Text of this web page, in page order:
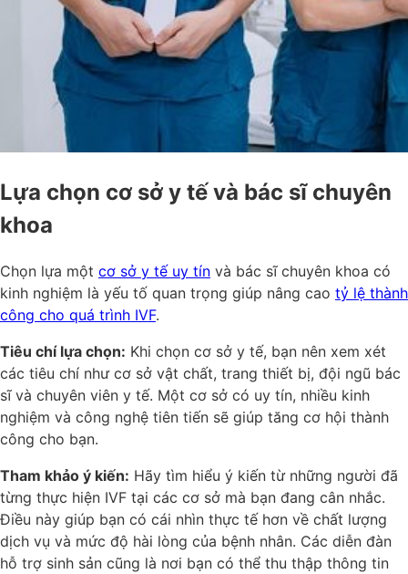
Lựa chọn cơ sở y tế và bác sĩ chuyên
khoa
Chọn lựa một cơ sở y tế uy tín và bác sĩ chuyên khoa có
kinh nghiệm là yếu tố quan trọng giúp nâng cao tỷ lệ thành
công cho quá trình IVF.
Tiêu chí lựa chọn: Khi chọn cơ sở y tế, bạn nên xem xét
các tiêu chí như cơ sở vật chất, trang thiết bị, đội ngũ bác
sĩ và chuyên viên y tế. Một cơ sở có uy tín, nhiều kinh
nghiệm và công nghệ tiên tiến sẽ giúp tăng cơ hội thành
công cho bạn.
Tham khảo ý kiến: Hãy tìm hiểu ý kiến từ những người đã
từng thực hiện IVF tại các cơ sở mà bạn đang cân nhắc.
Điều này giúp bạn có cái nhìn thực tế hơn về chất lượng
dịch vụ và mức độ hài lòng của bệnh nhân. Các diễn đàn
hỗ trợ sinh sản cũng là nơi bạn có thể thu thập thông tin